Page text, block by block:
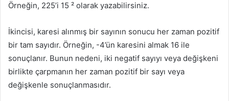
Örneğin, 225’i 15 ² olarak yazabilirsiniz.
İkincisi, karesi alınmış bir sayının sonucu her zaman pozitif
bir tam sayıdır. Örneğin, -4’ün karesini almak 16 ile
sonuçlanır. Bunun nedeni, iki negatif sayıyı veya değişkeni
birlikte çarpmanın her zaman pozitif bir sayı veya
değişkenle sonuçlanmasıdır.